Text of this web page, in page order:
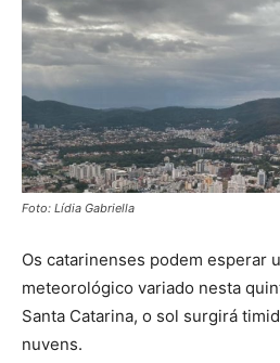
Foto: Lídia Gabriella
Os catarinenses podem esperar
meteorológico variado nesta
Santa Catarina, o sol surgirá
nuvens.